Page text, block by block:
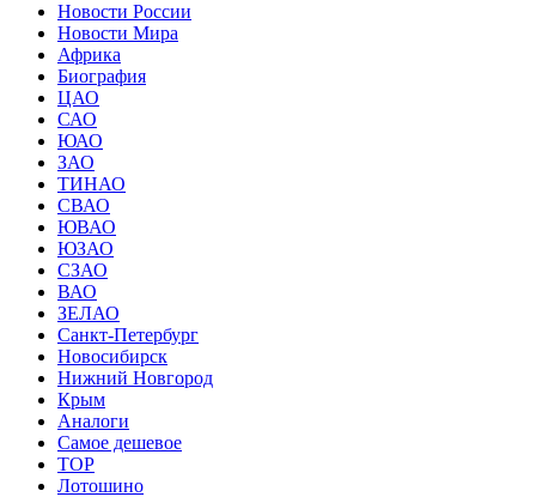
Новости России
Новости Мира
Африка
Биография
ЦАО
САО
ЮАО
ЗАО
ТИНАО
СВАО
ЮВАО
ЮЗАО
СЗАО
ВАО
ЗЕЛАО
Санкт-Петербург
Новосибирск
Нижний Новгород
Крым
Аналоги
Самое дешевое
TOP
Лотошино